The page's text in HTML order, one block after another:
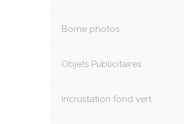
Borne photos
Objets Publicitaires
Incrustation fond vert